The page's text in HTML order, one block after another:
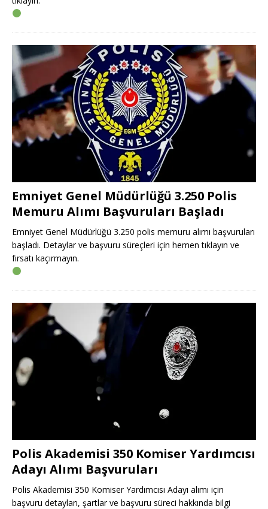
Emniyet Genel Müdürlüğü 3.250 Polis
Memuru Alımı Başvuruları Başladı
Emniyet Genel Müdürlüğü 3.250 polis memuru alımı başvuruları
başladı. Detaylar ve başvuru süreçleri için hemen tıklayın ve
fırsatı kaçırmayın.
Polis Akademisi 350 Komiser Yardımcısı
Adayı Alımı Başvuruları
Polis Akademisi 350 Komiser Yardımcısı Adayı alımı için
başvuru detayları, şartlar ve başvuru süreci hakkında bilgi